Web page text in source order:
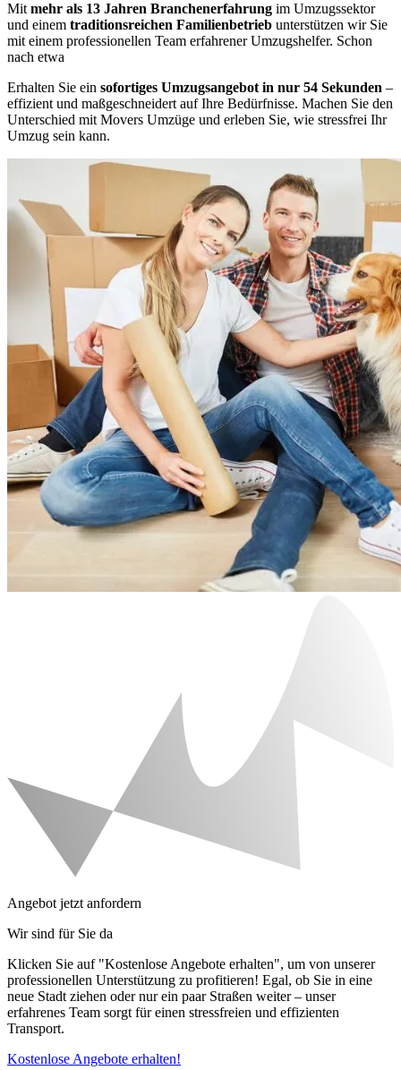
Mit mehr als 13 Jahren Branchenerfahrung im Umzugssektor
und einem traditionsreichen Familienbetrieb unterstützen wir Sie
mit einem professionellen Team erfahrener Umzugshelfer. Schon
nach etwa
Erhalten Sie ein sofortiges Umzugsangebot in nur 54 Sekunden –
effizient und maßgeschneidert auf Ihre Bedürfnisse. Machen Sie den
Unterschied mit Movers Umzüge und erleben Sie, wie stressfrei Ihr
Umzug sein kann.
Angebot jetzt anfordern
Wir sind für Sie da
Klicken Sie auf "Kostenlose Angebote erhalten", um von unserer
professionellen Unterstützung zu profitieren! Egal, ob Sie in eine
neue Stadt ziehen oder nur ein paar Straßen weiter – unser
erfahrenes Team sorgt für einen stressfreien und effizienten
Transport.
Kostenlose Angebote erhalten!